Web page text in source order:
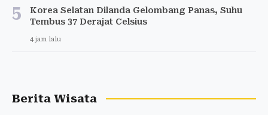
5
Korea Selatan Dilanda Gelombang Panas, Suhu
Tembus 37 Derajat Celsius
4 jam lalu
Berita Wisata